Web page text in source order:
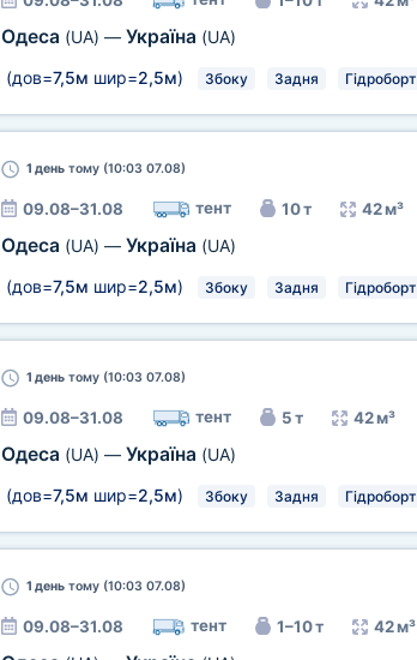
Одеса (UA) — Україна (UA)
(дов=7,5м шир=2,5м) Збоку Задня Гідроборт
1 деньтому (10:03 07.08)
09.08–31.08 тент 10 т 42 м³
Одеса (UA) — Україна (UA)
(дов=7,5м шир=2,5м) Збоку Задня Гідроборт
1 деньтому (10:03 07.08)
09.08–31.08 тент 5 т 42 м³
Одеса (UA) — Україна (UA)
(дов=7,5м шир=2,5м) Збоку Задня Гідроборт
1 деньтому (10:03 07.08)
09.08–31.08 тент 1–10 т 42 м³